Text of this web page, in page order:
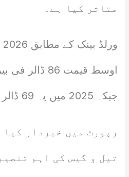
متاثر کیا ہے۔
اوسط قیمت 86
جبکہ 2025 میں یہ 69 ڈالر فی بیرل تھی۔
رپورٹ میں خبردار کیا
تیل و گیس کی اہم